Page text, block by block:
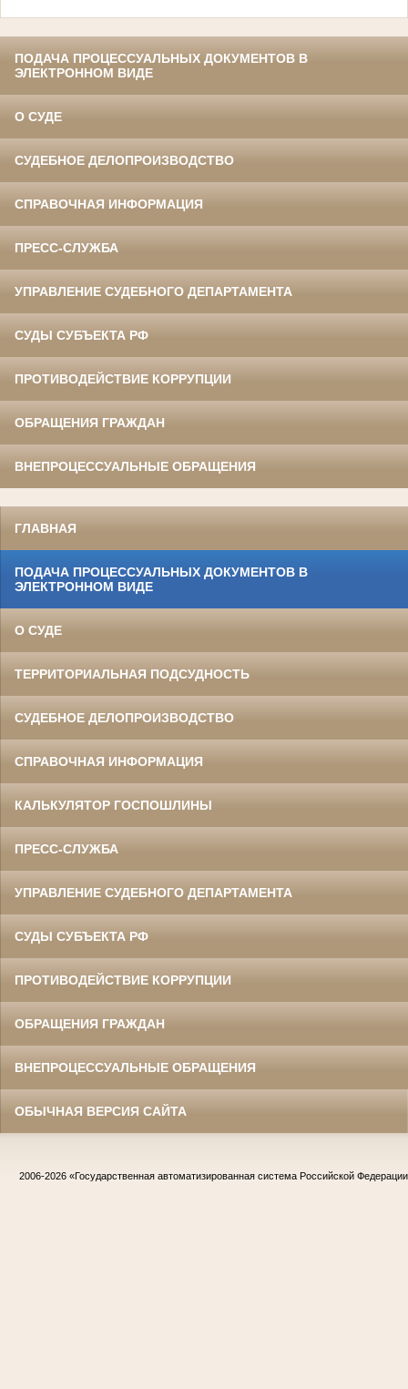
ПОДАЧА ПРОЦЕССУАЛЬНЫХ ДОКУМЕНТОВ В
ЭЛЕКТРОННОМ ВИДЕ
О СУДЕ
СУДЕБНОЕ ДЕЛОПРОИЗВОДСТВО
СПРАВОЧНАЯ ИНФОРМАЦИЯ
ПРЕСС-СЛУЖБА
УПРАВЛЕНИЕ СУДЕБНОГО ДЕПАРТАМЕНТА
СУДЫ СУБЪЕКТА РФ
ПРОТИВОДЕЙСТВИЕ КОРРУПЦИИ
ОБРАЩЕНИЯ ГРАЖДАН
ВНЕПРОЦЕССУАЛЬНЫЕ ОБРАЩЕНИЯ
ГЛАВНАЯ
ПОДАЧА ПРОЦЕССУАЛЬНЫХ ДОКУМЕНТОВ В
ЭЛЕКТРОННОМ ВИДЕ
О СУДЕ
ТЕРРИТОРИАЛЬНАЯ ПОДСУДНОСТЬ
СУДЕБНОЕ ДЕЛОПРОИЗВОДСТВО
СПРАВОЧНАЯ ИНФОРМАЦИЯ
КАЛЬКУЛЯТОР ГОСПОШЛИНЫ
ПРЕСС-СЛУЖБА
УПРАВЛЕНИЕ СУДЕБНОГО ДЕПАРТАМЕНТА
СУДЫ СУБЪЕКТА РФ
ПРОТИВОДЕЙСТВИЕ КОРРУПЦИИ
ОБРАЩЕНИЯ ГРАЖДАН
ВНЕПРОЦЕССУАЛЬНЫЕ ОБРАЩЕНИЯ
ОБЫЧНАЯ ВЕРСИЯ САЙТА
2006-2026 «Государственная автоматизированная система Российской